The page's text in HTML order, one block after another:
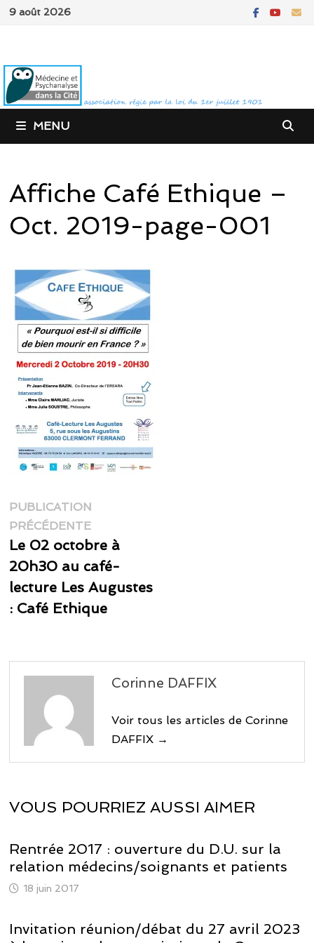
Passer
9 août 2026
MENU
Affiche Café Ethique –
Oct. 2019-page-001
Navigation
de
l’article
PUBLICATION
PRÉCÉDENTEPublication
précédente :
Le 02 octobre à
20h30 au café-
lecture Les Augustes
: Café Ethique
Corinne DAFFIX
Voir tous les articles de Corinne
DAFFIX →
VOUS POURRIEZ AUSSI AIMER
Rentrée 2017 : ouverture du D.U. sur la
relation médecins/soignants et patients
18 juin 2017
Invitation réunion/débat du 27 avril 2023